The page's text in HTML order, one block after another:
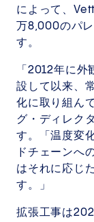
によって、
万8,000のパ
す。
「2012年に
設して以来、
化に取り組ん
グ・ディレク
す。「温度変
ドチェーンへ
はそれに応じ
す。」
拡張工事は